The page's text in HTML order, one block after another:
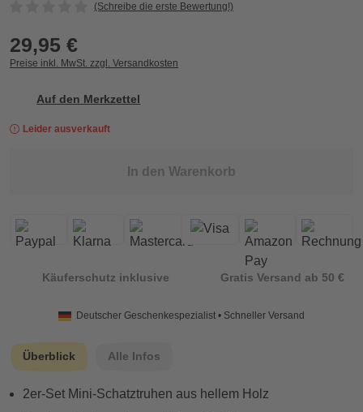
(Schreibe die erste Bewertung!)
29,95 €
Preise inkl. MwSt. zzgl. Versandkosten
Auf den Merkzettel
Leider ausverkauft
In den Warenkorb
Käuferschutz inklusive Gratis Versand ab 50 €
Deutscher Geschenkespezialist • Schneller Versand
Überblick Alle Infos
2er-Set Mini-Schatztruhen aus hellem Holz